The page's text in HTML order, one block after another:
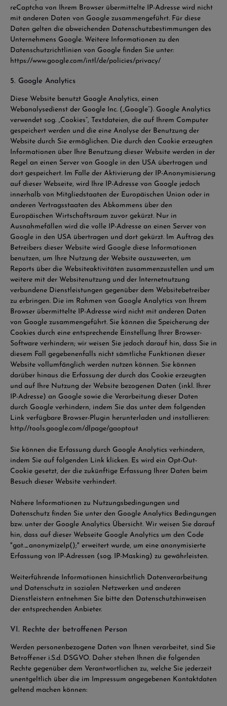
reCaptcha von Ihrem Browser übermittelte IP-Adresse wird nicht
mit anderen Daten von Google zusammengeführt. Für diese
Daten gelten die abweichenden Datenschutzbestimmungen des
Unternehmens Google. Weitere Informationen zu den
Datenschutzrichtlinien von Google finden Sie unter:
https://www.google.com/intl/de/policies/privacy/
5. Google Analytics
Diese Website benutzt Google Analytics, einen
Webanalysedienst der Google Inc. („Google“). Google Analytics
verwendet sog. „Cookies“, Textdateien, die auf Ihrem Computer
gespeichert werden und die eine Analyse der Benutzung der
Website durch Sie ermöglichen. Die durch den Cookie erzeugten
Informationen über Ihre Benutzung dieser Website werden in der
Regel an einen Server von Google in den USA übertragen und
dort gespeichert. Im Falle der Aktivierung der IP-Anonymisierung
auf dieser Webseite, wird Ihre IP-Adresse von Google jedoch
innerhalb von Mitgliedstaaten der Europäischen Union oder in
anderen Vertragsstaaten des Abkommens über den
Europäischen Wirtschaftsraum zuvor gekürzt. Nur in
Ausnahmefällen wird die volle IP-Adresse an einen Server von
Google in den USA übertragen und dort gekürzt. Im Auftrag des
Betreibers dieser Website wird Google diese Informationen
benutzen, um Ihre Nutzung der Website auszuwerten, um
Reports über die Websiteaktivitäten zusammenzustellen und um
weitere mit der Websitenutzung und der Internetnutzung
verbundene Dienstleistungen gegenüber dem Websitebetreiber
zu erbringen. Die im Rahmen von Google Analytics von Ihrem
Browser übermittelte IP-Adresse wird nicht mit anderen Daten
von Google zusammengeführt. Sie können die Speicherung der
Cookies durch eine entsprechende Einstellung Ihrer Browser-
Software verhindern; wir weisen Sie jedoch darauf hin, dass Sie in
diesem Fall gegebenenfalls nicht sämtliche Funktionen dieser
Website vollumfänglich werden nutzen können. Sie können
darüber hinaus die Erfassung der durch das Cookie erzeugten
und auf Ihre Nutzung der Website bezogenen Daten (inkl. Ihrer
IP-Adresse) an Google sowie die Verarbeitung dieser Daten
durch Google verhindern, indem Sie das unter dem folgenden
Link verfügbare Browser-Plugin herunterladen und installieren:
http://tools.google.com/dlpage/gaoptout
Sie können die Erfassung durch Google Analytics verhindern,
indem Sie auf folgenden Link klicken. Es wird ein Opt-Out-
Cookie gesetzt, der die zukünftige Erfassung Ihrer Daten beim
Besuch dieser Website verhindert.
Nähere Informationen zu Nutzungsbedingungen und
Datenschutz finden Sie unter den Google Analytics Bedingungen
bzw. unter der Google Analytics Übersicht. Wir weisen Sie darauf
hin, dass auf dieser Webseite Google Analytics um den Code
"gat._anonymizeIp();" erweitert wurde, um eine anonymisierte
Erfassung von IP-Adressen (sog. IP-Masking) zu gewährleisten.
Weiterführende Informationen hinsichtlich Datenverarbeitung
und Datenschutz in sozialen Netzwerken und anderen
Dienstleistern entnehmen Sie bitte den Datenschutzhinweisen
der entsprechenden Anbieter.
VI. Rechte der betroffenen Person
Werden personenbezogene Daten von Ihnen verarbeitet, sind Sie
Betroffener i.S.d. DSGVO. Daher stehen Ihnen die folgenden
Rechte gegenüber dem Verantwortlichen zu, welche Sie jederzeit
unentgeltlich über die im Impressum angegebenen Kontaktdaten
geltend machen können: